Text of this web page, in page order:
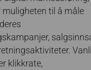
muligheten til å måle
klikkrate,